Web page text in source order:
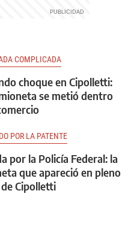
COMPLICADA
choque en Cipolletti:
se metió dentro
POR LA PATENTE
por la Policía Federal: la
que apareció en pleno
Cipolletti